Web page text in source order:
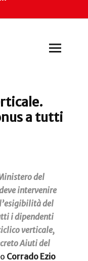
a tutti
del
intervenire
del
i dipendenti
verticale,
Aiuti del
Corrado Ezio